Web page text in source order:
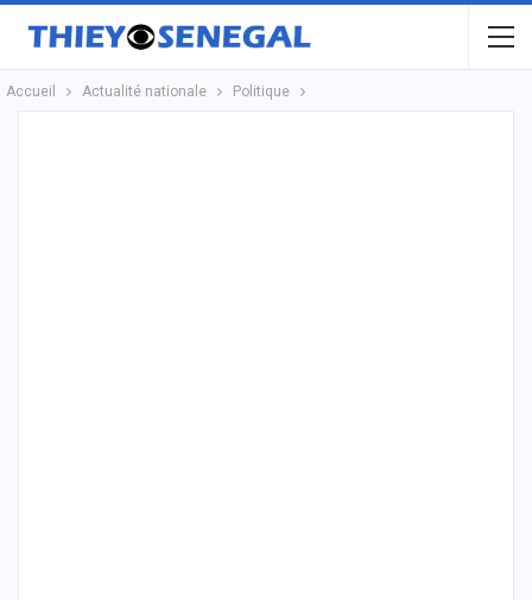
Accueil Actualité nationale Politique